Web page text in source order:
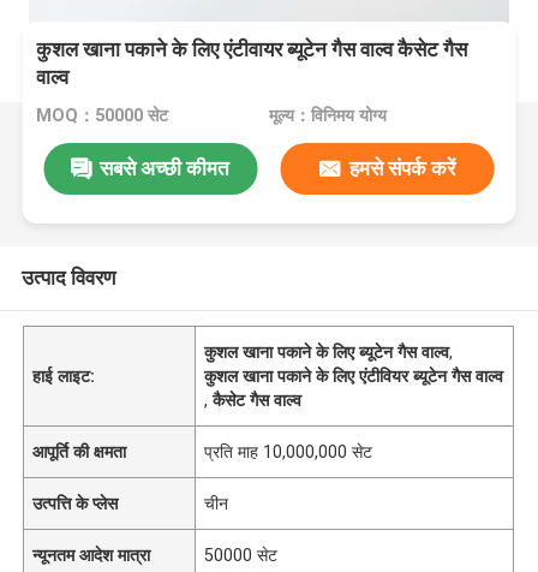
कुशल खाना पकाने के लिए एंटीवायर ब्यूटेन गैस वाल्व कैसेट गैस
वाल्व
MOQ：50000 सेट मूल्य：विनिमय योग्य
सबसे अच्छी कीमत हमसे संपर्क करें
उत्पाद विवरण
हाई लाइट:
कुशल खाना पकाने के लिए ब्यूटेन गैस वाल्व,
कुशल खाना पकाने के लिए एंटीवियर ब्यूटेन गैस वाल्व
,कैसेट गैस वाल्व
आपूर्ति की क्षमता प्रति माह 10,000,000 सेट
उत्पत्ति के प्लेस चीन
न्यूनतम आदेश मात्रा 50000 सेट